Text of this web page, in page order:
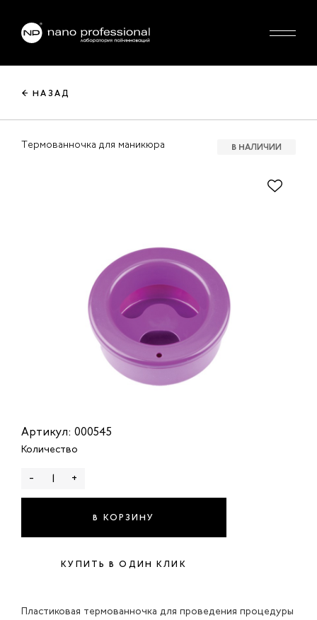
← НАЗАД
Термованночка для маникюра В НАЛИЧИИ
Артикул: 000545
Количество
- +
В КОРЗИНУ
КУПИТЬ В ОДИН КЛИК
Пластиковая термованночка для проведения процедуры